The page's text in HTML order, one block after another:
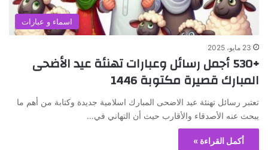
اسماء و عبارات
23 مايو، 2025
+530 أجمل رسائل وعبارات تهنئة عيد الأضحى
المبارك قصيرة مكتوبة 1446
تعتبر رسائل تهنئة عيد الاضحى المبارك اسلامية جديدة وكتابة من أهم ما
يبحث عنه الأصدقاء والأقارب حيث أن التهاني في…
أكمل القراءة »